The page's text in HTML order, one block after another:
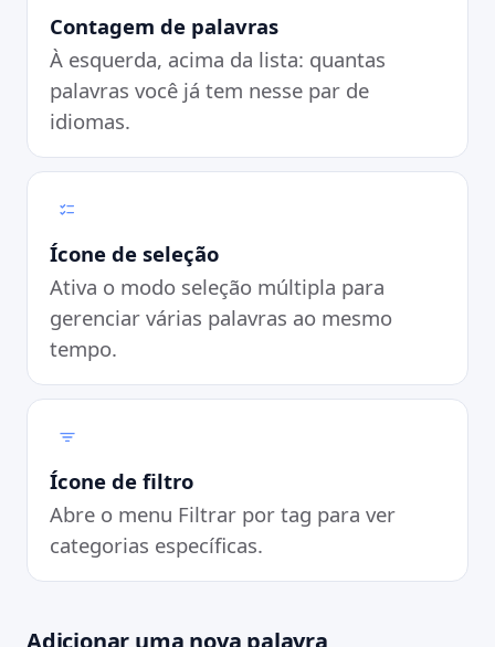
Contagem de palavras
À esquerda, acima da lista: quantas
palavras você já tem nesse par de
idiomas.
Ícone de seleção
Ativa o modo seleção múltipla para
gerenciar várias palavras ao mesmo
tempo.
Ícone de filtro
Abre o menu Filtrar por tag para ver
categorias específicas.
Adicionar uma nova palavra